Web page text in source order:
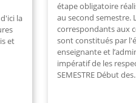
la
et
étape obligatoire
au second semestre.
correspondants aux
sont constitués par
enseignante et
impératif de les
SEMESTRE Début